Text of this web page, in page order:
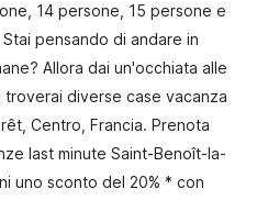
14 persone, 15 persone e
pensando di andare in
Allora dai un'occhiata alle
diverse case vacanza
Centro, Francia. Prenota
last minute Saint-Benoît-la-
uno sconto del 20% * con